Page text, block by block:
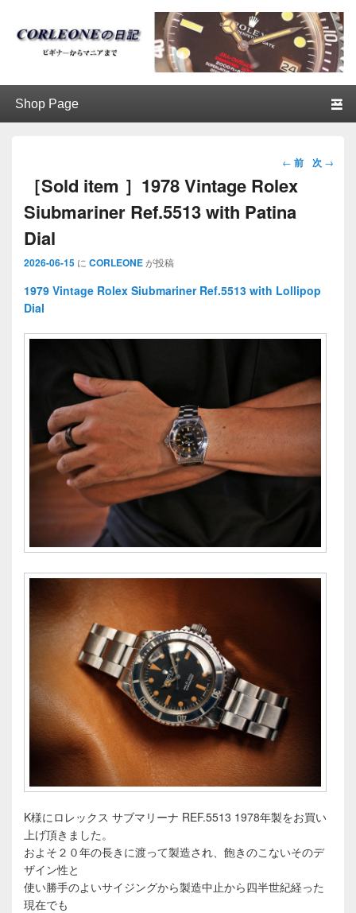
ブログ / アンティークロレックス
│CORLEONE
投稿ナビ
← 前 次 →
［Sold item ］1978 Vintage Rolex
Siubmariner Ref.5513 with Patina
Dial
2026-06-15 に CORLEONEが投稿
1979 Vintage Rolex Siubmariner Ref.5513 with Lollipop
Dial
K様にロレックス サブマリーナ REF.5513 1978年製をお買い
上げ頂きました。
およそ２０年の長きに渡って製造され、飽きのこないそのデ
ザイン性と
使い勝手のよいサイジングから製造中止から四半世紀経った
現在でも